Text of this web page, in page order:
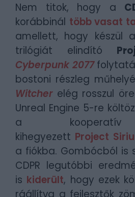
Nem titok, hogy a
korábbinál több vasat
amellett, hogy készül
trilógiát elindító
Cyberpunk 2077
bostoni részleg
Witcher elég rosszul
Unreal Engine 5-re
a
kihegyezett Project
a fiókba. Gombócból is
CDPR legutóbbi
is kiderült, hogy ezek
ráállítva a fejlesztők